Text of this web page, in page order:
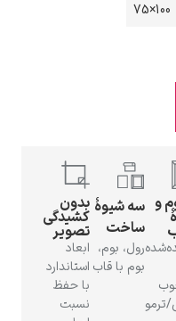
بدون
کشیدگی
تصویر
ابعاد
استاندارد
با حفظ
نسبت